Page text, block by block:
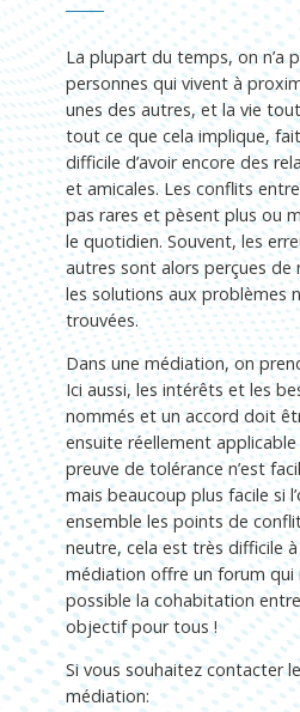
La plupart du temps, on n’a
personnes qui vivent à
unes des autres, et la vie
tout ce que cela implique,
difficile d’avoir encore des
et amicales. Les conflits
pas rares et pèsent plus ou
le quotidien. Souvent, les
autres sont alors perçues de
les solutions aux problèmes
trouvées.
Dans une médiation, on
Ici aussi, les intérêts et les
nommés et un accord doit
ensuite réellement
preuve de tolérance n’est
mais beaucoup plus facile si
ensemble les points de
neutre, cela est très difficile à
médiation offre un forum qui
possible la cohabitation
objectif pour tous !
Si vous souhaitez contacter
médiation: